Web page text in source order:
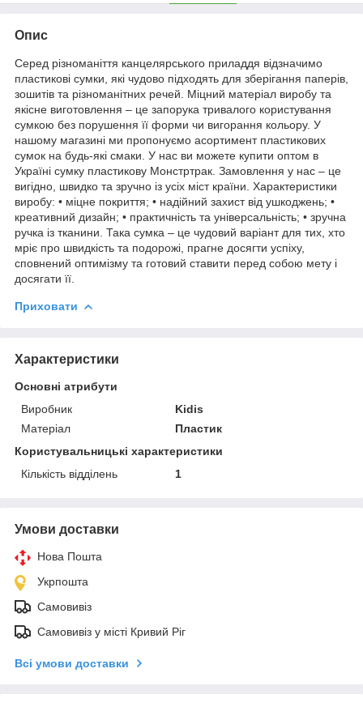
Опис
Серед різноманіття канцелярського приладдя відзначимо
пластикові сумки, які чудово підходять для зберігання паперів,
зошитів та різноманітних речей. Міцний матеріал виробу та
якісне виготовлення – це запорука тривалого користування
сумкою без порушення її форми чи вигорання кольору. У
нашому магазині ми пропонуємо асортимент пластикових
сумок на будь-які смаки. У нас ви можете купити оптом в
Україні сумку пластикову Монстртрак. Замовлення у нас – це
вигідно, швидко та зручно із усіх міст країни. Характеристики
виробу: • міцне покриття; • надійний захист від ушкоджень; •
креативний дизайн; • практичність та універсальність; • зручна
ручка із тканини. Така сумка – це чудовий варіант для тих, хто
мріє про швидкість та подорожі, прагне досягти успіху,
сповнений оптимізму та готовий ставити перед собою мету і
досягати її.
Приховати
Характеристики
Основні атрибути
Виробник
Kidis
Матеріал
Пластик
Користувальницькі характеристики
Кількість відділень
1
Умови доставки
Нова Пошта
Укрпошта
Самовивіз
Самовивіз у місті Кривий Ріг
Всі умови доставки